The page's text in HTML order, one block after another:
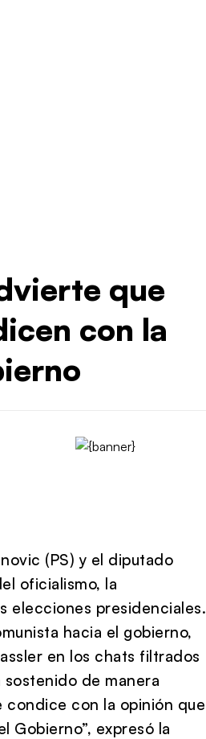
que
con la
(PS) y el diputado
oficialismo, la
elecciones presidenciales.
hacia el gobierno,
en los chats filtrados
de manera
condice con la opinión que
Gobierno”, expresó la